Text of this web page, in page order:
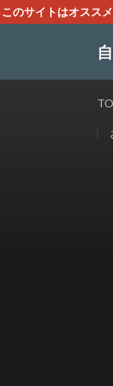
このサイトはオスス